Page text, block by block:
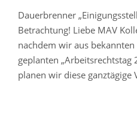
Dauerbrenner
Betrachtung! Liebe MAV
nachdem wir aus
geplanten „Arbeitsrechtstag
planen wir diese ganztägige